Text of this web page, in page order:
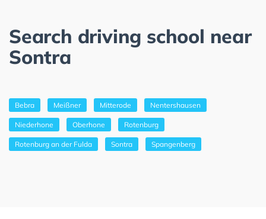
Search driving school near
Sontra
Bebra Meißner Mitterode Nentershausen
Niederhone Oberhone Rotenburg
Rotenburg an der Fulda Sontra Spangenberg